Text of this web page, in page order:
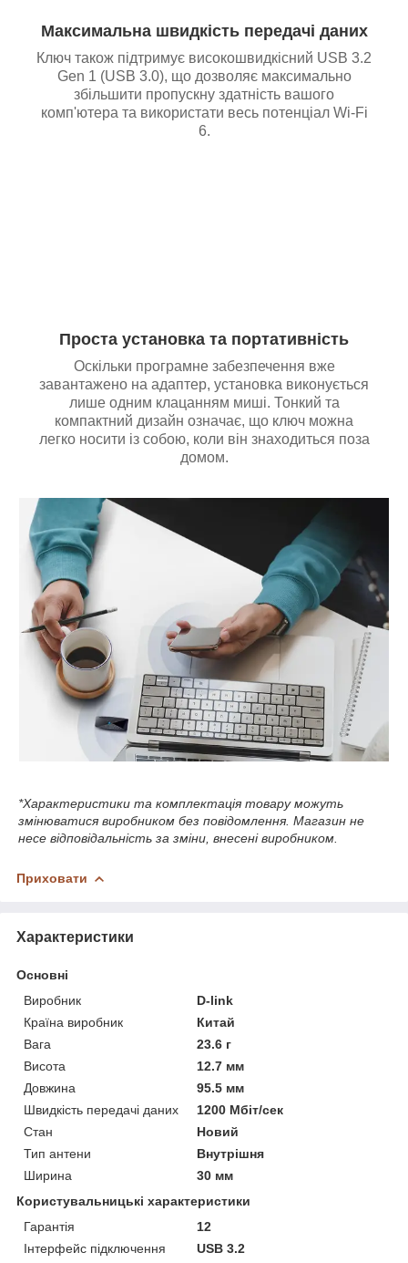
Максимальна швидкість передачі даних
Ключ також підтримує високошвидкісний USB 3.2
Gen 1 (USB 3.0), що дозволяє максимально
збільшити пропускну здатність вашого
комп'ютера та використати весь потенціал Wi-Fi
6.
Проста установка та портативність
Оскільки програмне забезпечення вже
завантажено на адаптер, установка виконується
лише одним клацанням миші. Тонкий та
компактний дизайн означає, що ключ можна
легко носити із собою, коли він знаходиться поза
домом.
*Характеристики та комплектація товару можуть
змінюватися виробником без повідомлення. Магазин не
несе відповідальність за зміни, внесені виробником.
Приховати
Характеристики
Основні
Виробник
D-link
Країна виробник
Китай
Вага
23.6 г
Висота
12.7 мм
Довжина
95.5 мм
Швидкість передачі даних
1200 Мбіт/сек
Стан
Новий
Тип антени
Внутрішня
Ширина
30 мм
Користувальницькі характеристики
Гарантія
12
Інтерфейс підключення
USB 3.2